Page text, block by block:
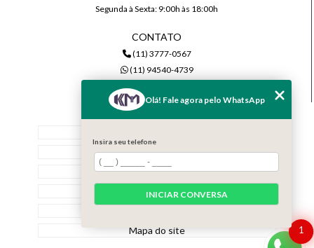
Segunda à Sexta: 9:00h às 18:00h
CONTATO
(11) 3777-0567
(11) 94540-4739
Quem Somos
Serviços
Contato
Mapa do site
1
Olá! Fale agora pelo WhatsApp
Insira seu telefone
INICIAR CONVERSA